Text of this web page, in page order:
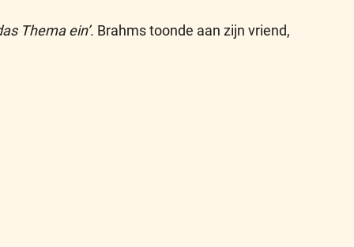
Thema ein’. Brahms toonde aan zijn vriend,